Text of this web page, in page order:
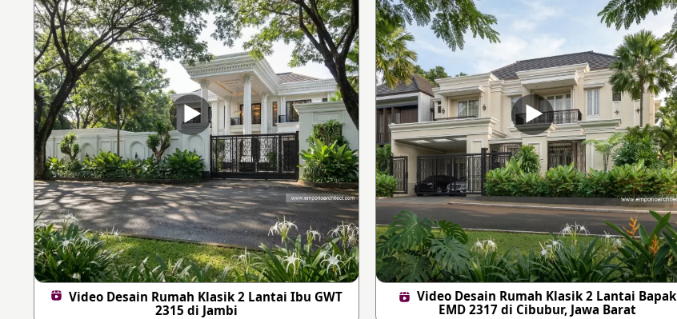
Video Desain Rumah Klasik 2 Lantai Ibu GWT
2315 di Jambi
Video Desain Rumah Klasik 2 Lantai Bapak
EMD 2317 di Cibubur, Jawa Barat